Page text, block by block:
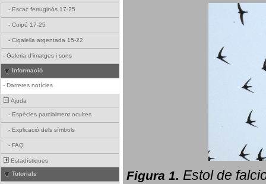
- Escac ferruginós 17-25
- Coipú 17-25
- Cigalella argentada 15-22
- Galeria d'imatges i sons
Informació
- Darreres notícies
Ajuda
- Espècies parcialment ocultes
- Explicació dels símbols
- FAQ
Estadístiques
Tutorials
Figura 1. Estol de